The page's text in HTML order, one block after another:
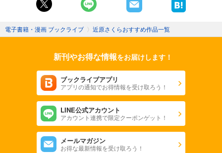
電子書籍・漫画 ブックライブ 〉 近原さくらおすすめ作品一覧
新刊やお得な情報をお届けします！
ブックライブアプリ
アプリの通知でお得情報を受け取ろう！
LINE公式アカウント
アカウント連携で限定クーポンゲット！
メールマガジン
お得な最新情報を受け取ろう！